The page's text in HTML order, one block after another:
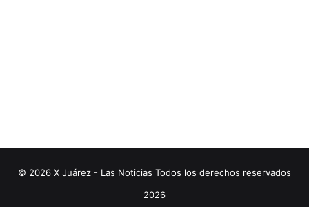
© 2026 X Juárez - Las Noticias Todos los derechos reservados
2026